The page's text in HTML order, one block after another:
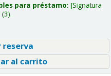
para préstamo: Signatura
(3).
al carrito